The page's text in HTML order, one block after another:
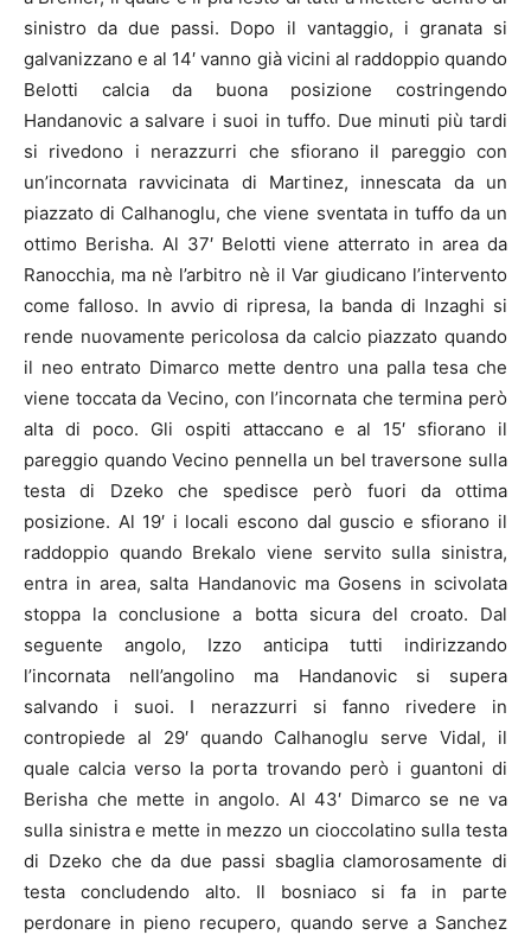
sinistro da due passi. Dopo il vantaggio, i granata si
galvanizzano e al 14′ vanno già vicini al raddoppio quando
Belotti calcia da buona posizione costringendo
Handanovic a salvare i suoi in tuffo. Due minuti più tardi
si rivedono i nerazzurri che sfiorano il pareggio con
un’incornata ravvicinata di Martinez, innescata da un
piazzato di Calhanoglu, che viene sventata in tuffo da un
ottimo Berisha. Al 37′ Belotti viene atterrato in area da
Ranocchia, ma nè l’arbitro nè il Var giudicano l’intervento
come falloso. In avvio di ripresa, la banda di Inzaghi si
rende nuovamente pericolosa da calcio piazzato quando
il neo entrato Dimarco mette dentro una palla tesa che
viene toccata da Vecino, con l’incornata che termina però
alta di poco. Gli ospiti attaccano e al 15′ sfiorano il
pareggio quando Vecino pennella un bel traversone sulla
testa di Dzeko che spedisce però fuori da ottima
posizione. Al 19′ i locali escono dal guscio e sfiorano il
raddoppio quando Brekalo viene servito sulla sinistra,
entra in area, salta Handanovic ma Gosens in scivolata
stoppa la conclusione a botta sicura del croato. Dal
seguente angolo, Izzo anticipa tutti indirizzando
l’incornata nell’angolino ma Handanovic si supera
salvando i suoi. I nerazzurri si fanno rivedere in
contropiede al 29′ quando Calhanoglu serve Vidal, il
quale calcia verso la porta trovando però i guantoni di
Berisha che mette in angolo. Al 43′ Dimarco se ne va
sulla sinistra e mette in mezzo un cioccolatino sulla testa
di Dzeko che da due passi sbaglia clamorosamente di
testa concludendo alto. Il bosniaco si fa in parte
perdonare in pieno recupero, quando serve a Sanchez